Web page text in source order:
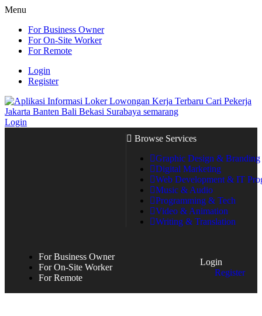
Menu
For Business Owner
For On-Site Worker
For Remote
Login
Register
Login
Browse Services
Graphic Design & Branding
Digital Marketing
Web Development & IT
Music & Audio
Programming & Tech
Video & Animation
Writing & Translation
For Business Owner
For On-Site Worker
For Remote
Login
Register